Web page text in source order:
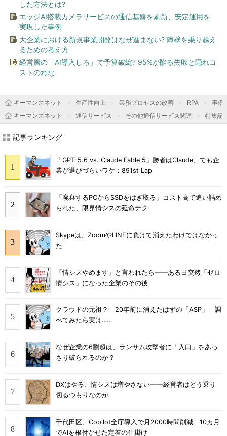
した方法とは?
エッジAI搭載カメラサービスの通信基盤を刷新、安定運用を
実現した事例
大企業における新規事業開発はなぜ進まない? 障壁を乗り越え
るための考え方
経営層の「AI導入しろ」で予算破綻? 95%が陥る失敗と隠れコ
ストのわな
キーマンズネット 生産性向上 業務プロセスの改善 RPA
事例
キーマンズネット
通信サービス その他通信サービス関連 特集記
記事ランキング
「GPT-5.6 vs. Claude Fable 5」勝者はClaude、でも企
業が選びづらいワケ：891st Lap
「廃棄するPCからSSDをはぎ取る」コスト高で追い詰め
られた、限界情シスの延命テク
Skypeは、ZoomやLINEに負けて消えたわけではなかっ
た
「情シスやめます」と言われたら――ある日突然「ゼロ
情シス」になった企業のその後
クラウドの元祖？ 20年前に消えたはずの「ASP」 調
べてみたら実は……
なぜ企業の6割超は、ランサム攻撃者に「入口」をあっ
さり破られるのか？
DXはやる、情シスは増やさない――経営者はどう乗り
切るつもりなのか
千代田区、Copilot全庁導入で月2000時間削減 10カ月
でAIを根付かせた定着の仕掛け